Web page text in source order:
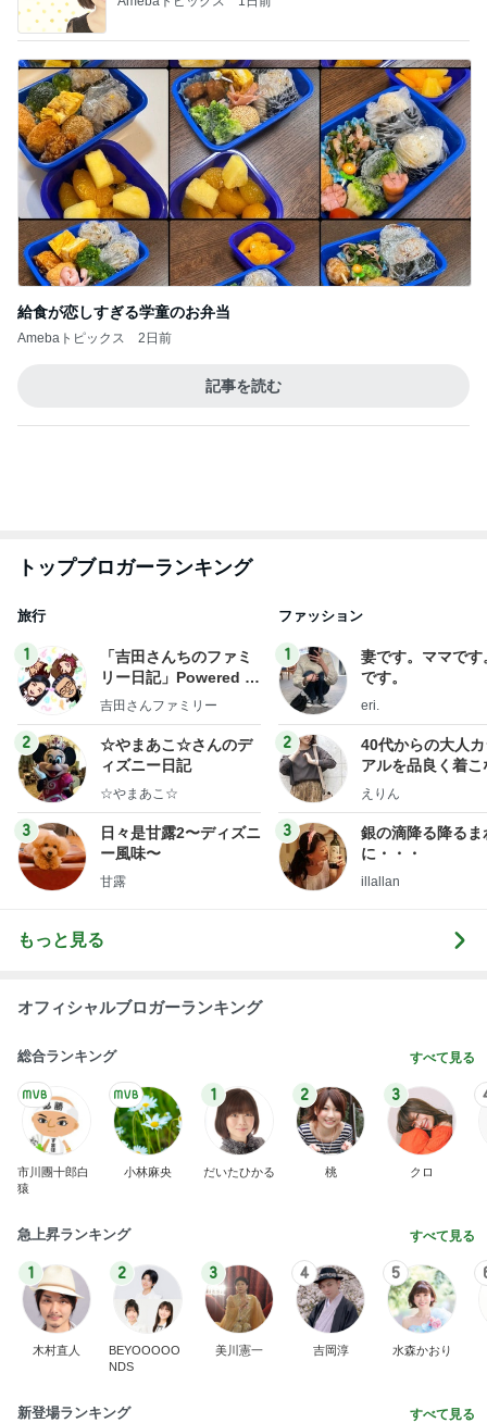
給食が恋しすぎる学童のお弁当
Amebaトピックス 2日前
記事を読む
トップブロガーランキング
旅行
1
「吉田さんちのファミ
リー日記」Powered b
y Ameba 吉田さんファ
ミリーオフィシャルブ
ログ
吉田さんファミリー
2
☆やまあこ☆さんのデ
ィズニー日記
☆やまあこ☆
3
日々是甘露2〜ディズニ
ー風味〜
甘露
ファッション
1
妻です。ママです
です。
eri.
2
40代からの大人
アルを品良く着こ
ファッションブロ
えりん
3
銀の滴降る降るま
に・・・
illallan
もっと見る
オフィシャルブロガーランキング
総合ランキング すべて見る
市川團十郎白
猿
小林麻央
1
だいたひかる
2
桃
3
クロ
急上昇ランキング すべて見る
1
木村直人
2
BEYOOOOO
NDS
3
美川憲一
4
吉岡淳
5
水森かおり
新登場ランキング すべて見る